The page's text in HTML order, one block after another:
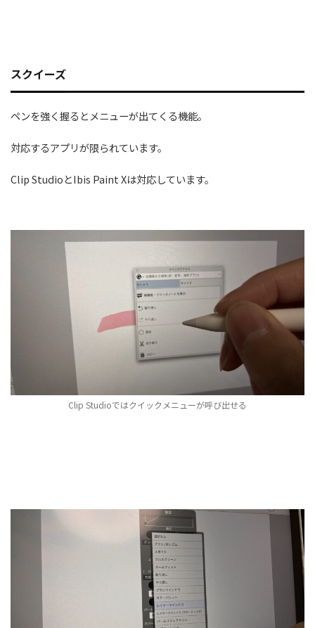
スクイーズ
ペンを強く握るとメニューが出てくる機能。
対応するアプリが限られています。
Clip StudioとIbis Paint Xは対応しています。
Clip Studioではクイックメニューが呼び出せる